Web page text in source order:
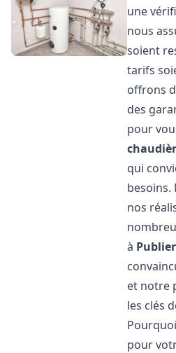
une
nous
soient
tarifs
offrons
des
pour
qui
besoins.
nos
à Publier
et notre
les clés
pour